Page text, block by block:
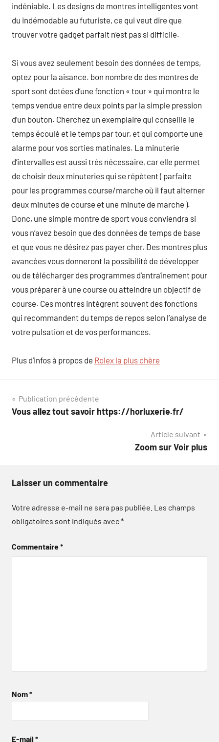
indéniable. Les designs de montres intelligentes vont
du indémodable au futuriste, ce qui veut dire que
trouver votre gadget parfait n’est pas si difficile.
Si vous avez seulement besoin des données de temps,
optez pour la aisance. bon nombre de des montres de
sport sont dotées d’une fonction « tour » qui montre le
temps vendue entre deux points par la simple pression
d’un bouton. Cherchez un exemplaire qui conseille le
temps écoulé et le temps par tour, et qui comporte une
alarme pour vos sorties matinales. La minuterie
d’intervalles est aussi très nécessaire, car elle permet
de choisir deux minuteries qui se répètent ( parfaite
pour les programmes course/marche où il faut alterner
deux minutes de course et une minute de marche ).
Donc, une simple montre de sport vous conviendra si
vous n’avez besoin que des données de temps de base
et que vous ne désirez pas payer cher. Des montres plus
avancées vous donneront la possibilité de développer
ou de télécharger des programmes d’entraînement pour
vous préparer à une course ou atteindre un objectif de
course. Ces montres intègrent souvent des fonctions
qui recommandent du temps de repos selon l’analyse de
votre pulsation et de vos performances.
Plus d’infos à propos de Rolex la plus chère
Navigation
de
Publication précédente
Vous allez tout savoir https://horluxerie.fr/
Article suivant
Zoom sur Voir plus
Laisser un commentaire
Votre adresse e-mail ne sera pas publiée. Les champs
obligatoires sont indiqués avec*
Commentaire*
Nom*
E-mail *